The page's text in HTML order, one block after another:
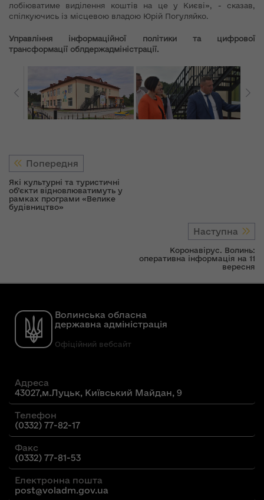
лобіюватиме виділення коштів на це у Києві», - сказав,
спілкуючись із місцевою владою Юрій Погуляйко.
Управління інформаційної політики та цифрової
трансформації облдержадміністрації.
Попередня
Які культурні та туристичні
об’єкти відновлюватимуть у
рамках програми «Велике
будівництво»
Наступна
Коронавірус. Волинь:
оперативна інформація на 11
вересня
Волинська обласна
державна адміністрація
Офіційний вебсайт
Адреса
43027,м.Луцьк, Київський Майдан, 9
Телефон
(0332) 77-82-17
Факс
(0332) 77-81-53
Електронна пошта
post@voladm.gov.ua